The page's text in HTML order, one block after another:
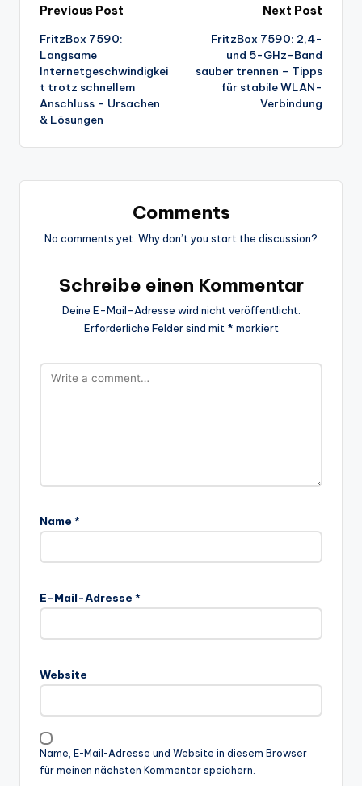
Post
navigation
Previous Post
FritzBox 7590:
Langsame
Internetgeschwindigkei
t trotz schnellem
Anschluss – Ursachen
& Lösungen
Next Post
FritzBox 7590: 2,4-
und 5-GHz-Band
sauber trennen – Tipps
für stabile WLAN-
Verbindung
Comments
No comments yet. Why don’t you start the discussion?
Schreibe einen Kommentar
Deine E-Mail-Adresse wird nicht veröffentlicht.
Erforderliche Felder sind mit * markiert
Name *
E-Mail-Adresse *
Website
Name, E-Mail-Adresse und Website in diesem Browser
für meinen nächsten Kommentar speichern.